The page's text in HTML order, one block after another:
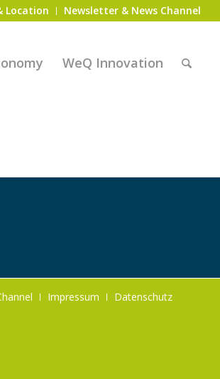
Location Newsletter & News Channel
WeQ Innovation
Impressum Datenschutz